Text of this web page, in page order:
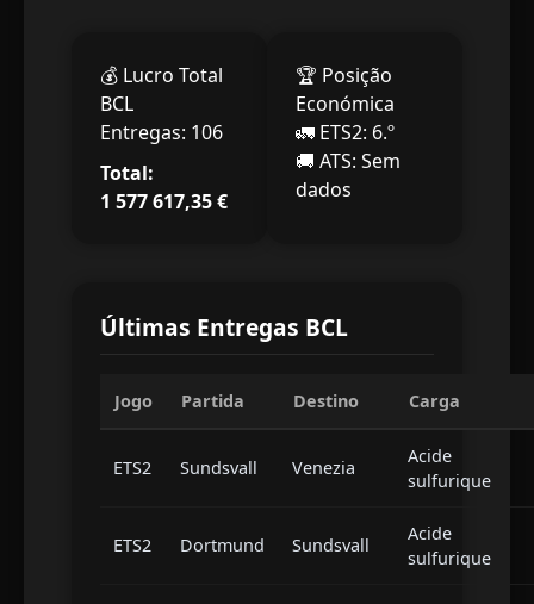
💰 Lucro Total
BCL
Entregas: 106
Total:
1 577 617,35€
🏆 Posição
Económica
🚛 ETS2: 6.º
🚚 ATS: Sem
dados
Últimas Entregas BCL
Jogo Partida Destino Carga
ETS2 Sundsvall Venezia
Acide
sulfurique
ETS2 Dortmund Sundsvall
Acide
sulfurique